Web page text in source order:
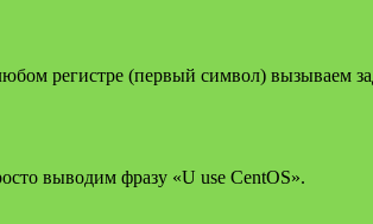
регистре (первый символ) вызываем
выводим фразу «U use CentOS».